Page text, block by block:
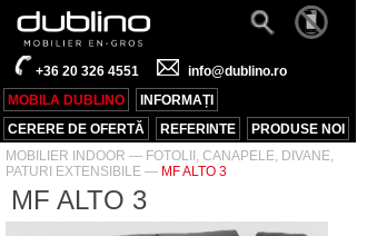
+36 20 326 4551
info@dublino.ro
MOBILA DUBLINO
INFORMAȚI
CERERE DE OFERTĂ
REFERINTE
PRODUSE NOI
MOBILIER INDOOR — FOTOLII, CANAPELE, DIVANE,
PATURI EXTENSIBILE — MF ALTO 3
MF ALTO 3